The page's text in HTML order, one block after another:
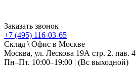
Заказать звонок
+7 (495) 116-03-65
Склад \ Офис в Москве
Москва, ул. Лескова 19А стр. 2. пав. 4
Пн–Пт. 10:00–19:00 | (Вс выходной)